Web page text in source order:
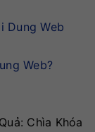
Dung Web
Web?
Chìa Khóa